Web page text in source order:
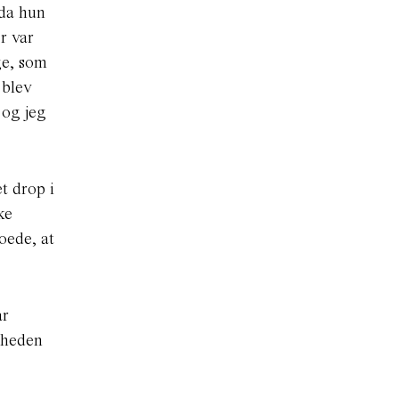
hun
var
som
jeg
drop i
at